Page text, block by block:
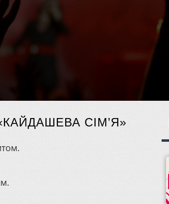
СІМ’Я»